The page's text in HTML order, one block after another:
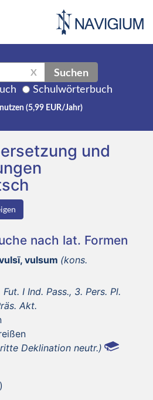
X Suchen
Schulwörterbuch
(5,99 EUR/Jahr)
und
nach lat. Formen
vulsum (kons.
Fut. I Ind. Pass., 3. Pers. Pl.
Akt.
Deklination neutr.)